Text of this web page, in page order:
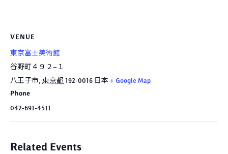
VENUE
東京富士美術館
谷野町４９２−１
八王子市, 東京都 192-0016 日本 + Google Map
Phone
042-691-4511
Related Events